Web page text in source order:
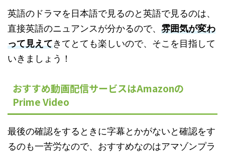
英語のドラマを日本語で見るのと英語で見るのは、
直接英語のニュアンスが分かるので、 雰囲気が変わ
って見えてきてとても楽しいので、そこを目指して
いきましょう！
おすすめ動画配信サービスはAmazonの
Prime Video
最後の確認をするときに字幕とかがないと確認をす
るのも一苦労なので、おすすめなのはアマゾンプラ